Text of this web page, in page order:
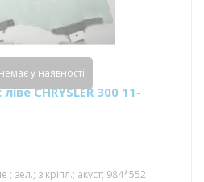
CHRYSLER 300 11-
; зел.; з кріпл.; акуст; 984*552
у наявності